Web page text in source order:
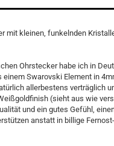
mit kleinen, funkelnden
Ohrstecker habe ich in
einem Swarovski Element in
allerbestens verträglich
(sieht aus wie
und ein gutes Gefühl,
anstatt in billige